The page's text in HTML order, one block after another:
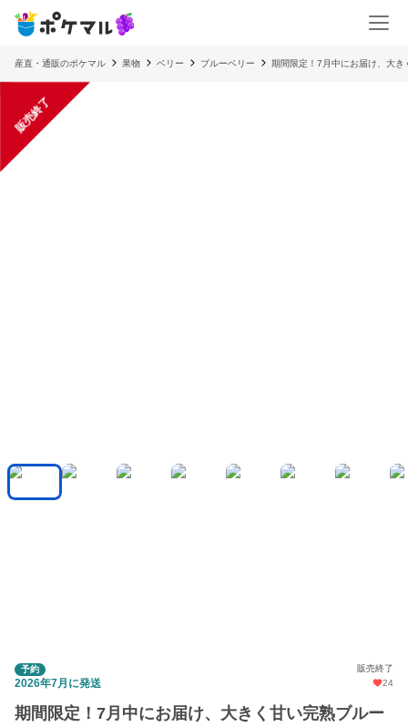
産直・通販のポケマル 果物 ベリー ブルーベリー 期間限定！7月中にお届け、大
販売終了
予約 販売終了
2026年7月に発送 24
期間限定！7月中にお届け、大きく甘い完熟ブルー